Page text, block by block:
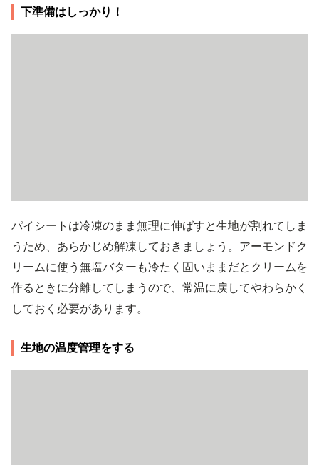
下準備はしっかり！
パイシートは冷凍のまま無理に伸ばすと生地が割れてしま
うため、あらかじめ解凍しておきましょう。アーモンドク
リームに使う無塩バターも冷たく固いままだとクリームを
作るときに分離してしまうので、常温に戻してやわらかく
しておく必要があります。
生地の温度管理をする